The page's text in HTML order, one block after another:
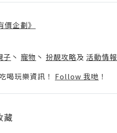
企劃》
子 丶 寵物 丶 扮靚攻略及 活動情報
喝玩樂資訊！ Follow 我哋 ！
藏